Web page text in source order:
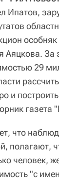
Ипатов,
Аяцкова. За
29
и
газета
что
полагают,
человек,
"с